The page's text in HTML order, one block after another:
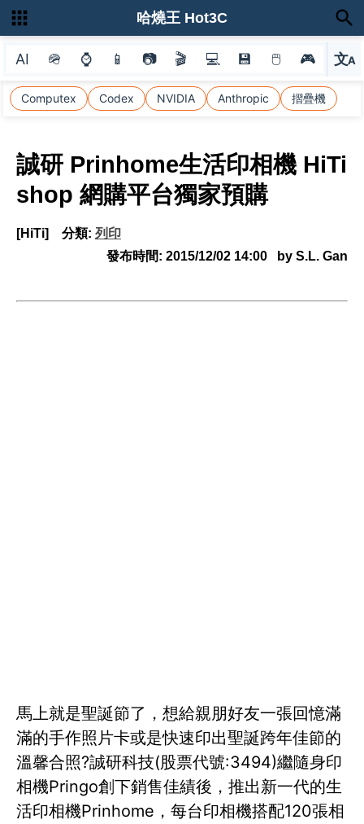
AI 🪖 ⌚ 📱 📷 🎬 💻 💾 🖱 🎮 文A
選
Computex Codex NVIDIA Anthropic 摺疊機
哈燒王 Hot3C
誠研 Prinhome生活印相機 HiTi
shop 網購平台獨家預購
[HiTi] 分類: 列印
發布時間: 2015/12/02 14:00 by S.L. Gan
馬上就是聖誕節了，想給親朋好友一張回憶滿
滿的手作照片卡或是快速印出聖誕跨年佳節的
溫馨合照?誠研科技(股票代號:3494)繼隨身印
相機Pringo創下銷售佳績後，推出新一代的生
活印相機Prinhome，每台印相機搭配120張相